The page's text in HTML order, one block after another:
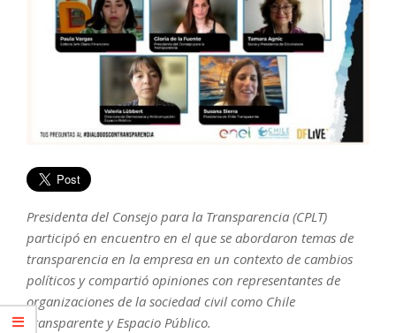
Presidenta del Consejo para la Transparencia (CPLT)
participó en encuentro en el que se abordaron temas de
transparencia en la empresa en un contexto de cambios
políticos y compartió opiniones con representantes de
organizaciones de la sociedad civil como Chile
Transparente y Espacio Público.